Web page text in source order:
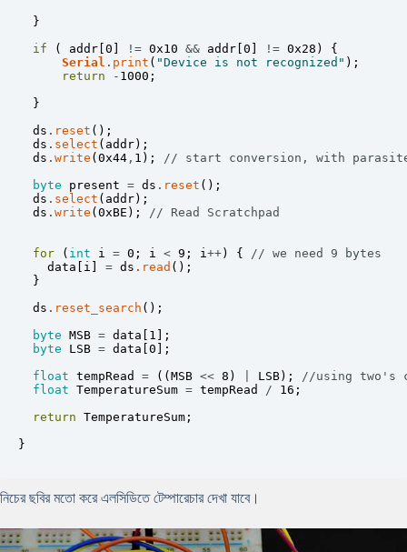
}
if
( addr [0 ] != 0x10 && addr [0 ] != 0x28 )
{
Serial . print ( "Device is not recognized" ) ;
return
- 1000 ;
}
ds . reset ( ) ;
ds . select ( addr) ;
ds . write (0x44 , 1 ) ;
// start conversion, with
byte
present = ds . reset ( ) ;
ds . select ( addr) ;
ds . write (0xBE ) ; // Read Scratchpad
for ( int i = 0 ; i < 9 ; i ++) {
// we need 9 bytes
data [ i ] = ds . read ( ) ;
}
ds . reset_search ( ) ;
byte MSB = data [ 1 ] ;
byte
LSB = data [0 ] ;
float tempRead = ( (MSB << 8 ) LSB) ;
//using two's
float TemperatureSum = tempRead / 16 ;
return TemperatureSum ;
}
নিচের ছবির মতো করে এলসিডিতে টেম্পারেচার দেখা যাবে।